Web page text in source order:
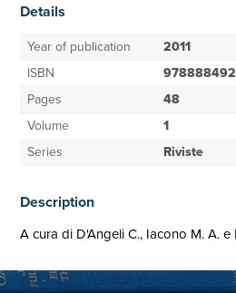
Details
Year of publication
2011
ISBN
Pages
48
Volume
1
Series
Riviste
Description
A cura di D'Angeli C., Iacono M. A. e